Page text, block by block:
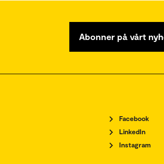
Abonner på vårt
Facebook
LinkedIn
Instagram